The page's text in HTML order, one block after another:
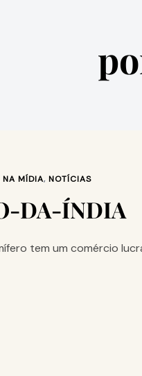
NA MÍDIA, NOTÍCIAS
DA-ÍNDIA
tem um comércio